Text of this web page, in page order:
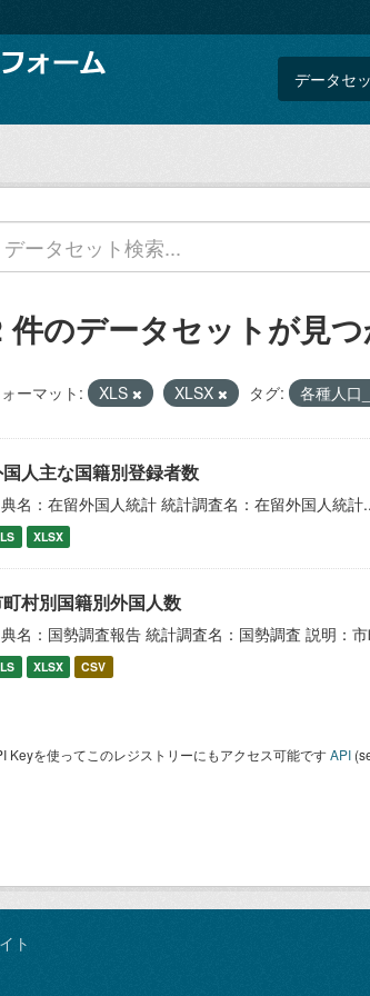
データセ
件のデータセットが見
ーマット: XLS XLSX タグ: 各種人口
人主な国籍別登録者数
名：在留外国人統計 統計調査名：在留外国人統計
XLSX
村別国籍別外国人数
名：国勢調査報告 統計調査名：国勢調査 説明：
XLSX CSV
Keyを使ってこのレジストリーにもアクセス可能ですAPI
ト